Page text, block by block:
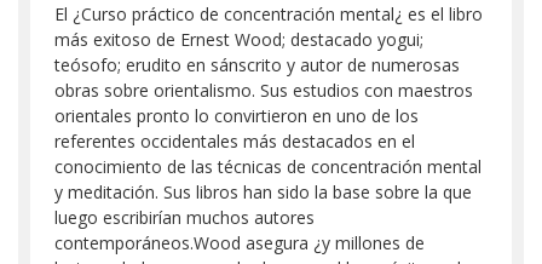
El ¿Curso práctico de concentración mental¿ es el libro
más exitoso de Ernest Wood; destacado yogui;
teósofo; erudito en sánscrito y autor de numerosas
obras sobre orientalismo. Sus estudios con maestros
orientales pronto lo convirtieron en uno de los
referentes occidentales más destacados en el
conocimiento de las técnicas de concentración mental
y meditación. Sus libros han sido la base sobre la que
luego escribirían muchos autores
contemporáneos.Wood asegura ¿y millones de